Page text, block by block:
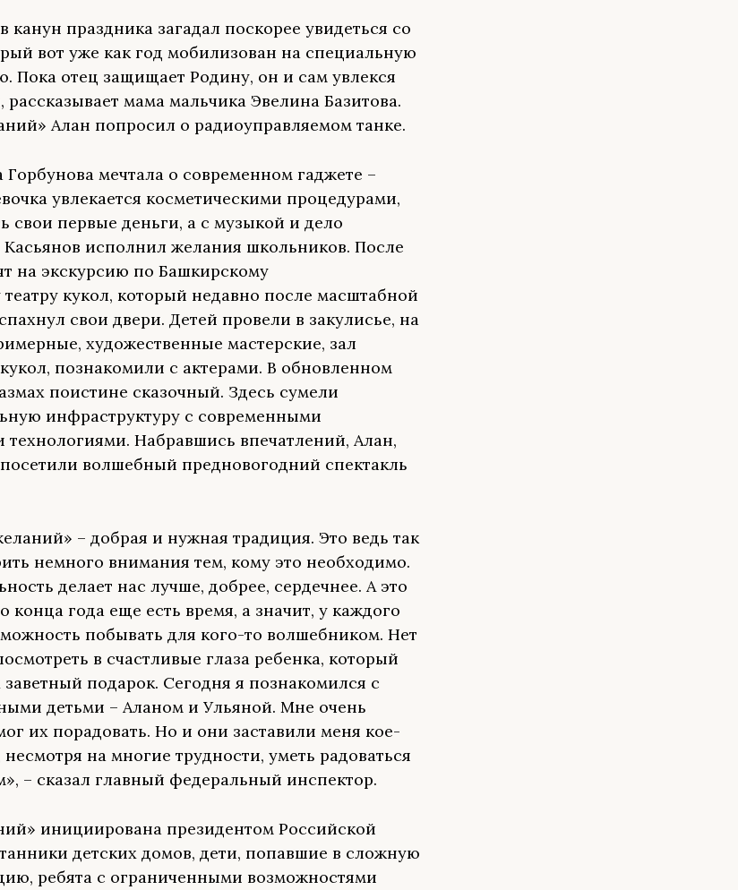
праздника загадал поскорее увидеться со
вот уже как год мобилизован на специальную
Пока отец защищает Родину, он и сам увлекся
мама мальчика Эвелина Базитова.
Алан попросил о радиоуправляемом танке.
Горбунова мечтала о современном гаджете –
увлекается косметическими процедурами,
свои первые деньги, а с музыкой и дело
Касьянов исполнил желания школьников. После
на экскурсию по Башкирскому
театру кукол, который недавно после масштабной
свои двери. Детей провели в закулисье, на
художественные мастерские, зал
познакомили с актерами. В обновленном
поистине сказочный. Здесь сумели
инфраструктуру с современными
Набравшись впечатлений, Алан,
волшебный предновогодний спектакль
– добрая и нужная традиция. Это ведь так
немного внимания тем, кому это необходимо.
делает нас лучше, добрее, сердечнее. А это
конца года еще есть время, а значит, у каждого
побывать для кого-то волшебником. Нет
в счастливые глаза ребенка, который
подарок. Сегодня я познакомился с
детьми – Аланом и Ульяной. Мне очень
их порадовать. Но и они заставили меня кое-
на многие трудности, уметь радоваться
– сказал главный федеральный инспектор.
инициирована президентом Российской
детских домов, дети, попавшие в сложную
ребята с ограниченными возможностями